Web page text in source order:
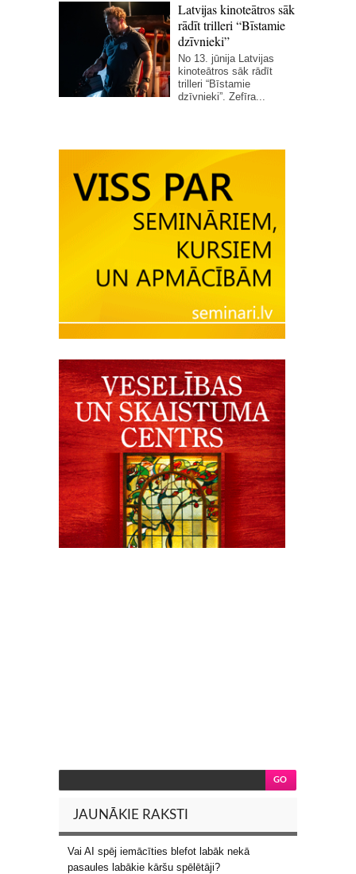
Latvijas kinoteātros sāk
rādīt trilleri “Bīstamie
dzīvnieki”
No 13. jūnija Latvijas
kinoteātros sāk rādīt
trilleri “Bīstamie
dzīvnieki”. Zefīra...
JAUNĀKIE RAKSTI
Vai AI spēj iemācīties blefot labāk nekā
pasaules labākie kāršu spēlētāji?